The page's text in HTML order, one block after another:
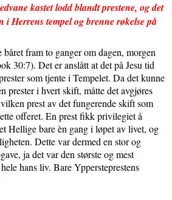
kastet lodd blandt prestene, og det
i Herrens tempel og brenne røkelse på
båret fram to ganger om dagen, morgen
30:7). Det er anslått at det på Jesu tid
som tjente i Tempelet. Da det kunne
prester i hvert skift, måtte det avgjøres
prest av det fungerende skift som
offeret. En prest fikk privilegiet å
Hellige bare èn gang i løpet av livet, og
Dette var dermed en stor og
ja det var den største og mest
hans liv. Bare Yppersteprestens